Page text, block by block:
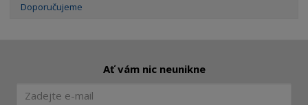
Doporučujeme
Ať vám nic neunikne